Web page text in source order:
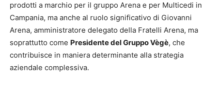
prodotti a marchio per il gruppo Arena e per Multicedi in
Campania, ma anche al ruolo significativo di Giovanni
Arena, amministratore delegato della Fratelli Arena, ma
soprattutto come Presidente del Gruppo Vègè, che
contribuisce in maniera determinante alla strategia
aziendale complessiva.